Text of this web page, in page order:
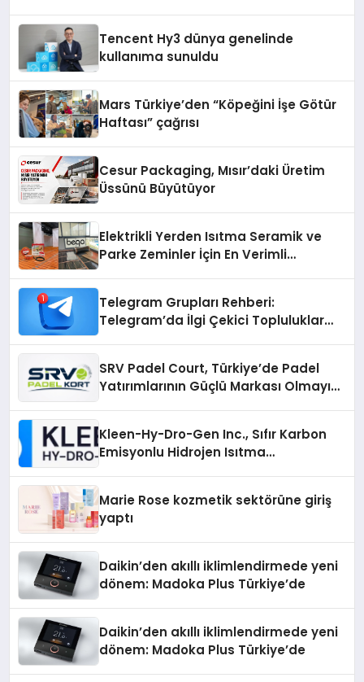
Tencent Hy3 dünya genelinde
kullanıma sunuldu
Mars Türkiye’den “Köpeğini İşe Götür
Haftası” çağrısı
Cesur Packaging, Mısır’daki Üretim
Üssünü Büyütüyor
Elektrikli Yerden Isıtma Seramik ve
Parke Zeminler İçin En Verimli
Telegram Grupları Rehberi:
Telegram’da İlgi Çekici Topluluklar
SRV Padel Court, Türkiye’de Padel
Yatırımlarının Güçlü Markası Olmayı
Kleen-Hy-Dro-Gen Inc., Sıfır Karbon
Emisyonlu Hidrojen Isıtma
Marie Rose kozmetik sektörüne giriş
yaptı
Daikin’den akıllı iklimlendirmede yeni
dönem: Madoka Plus Türkiye’de
Daikin’den akıllı iklimlendirmede yeni
dönem: Madoka Plus Türkiye’de